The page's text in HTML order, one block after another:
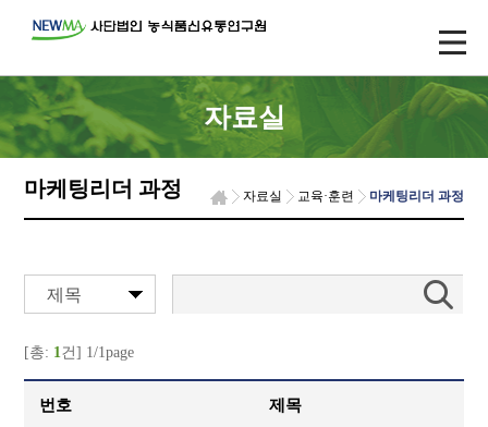
자료실
마케팅리더 과정 자료실 교육·훈련 마케팅리더 과정
제목
[총: 1건] 1/1page
번호 제목